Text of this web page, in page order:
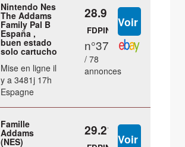
Nintendo Nes
The Addams
Family Pal B
España ,
buen estado
solo cartucho
Mise en ligne il
y a 3481j 17h
Espagne
28.9 €
FDPIN
n°37
/ 78
annonces
Famille
Addams
(NES)
29.21 €